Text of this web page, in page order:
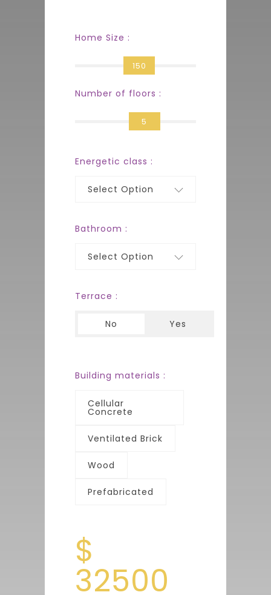
Home Size :
150
Number of floors :
5
Energetic class :
Select Option
Bathroom :
Select Option
Terrace :
No Yes
Building materials :
Cellular
Concrete
Ventilated Brick
Wood
Prefabricated
$
32500